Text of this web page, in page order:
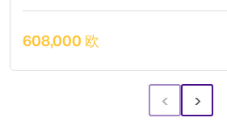
608,000 欧
‹ ›